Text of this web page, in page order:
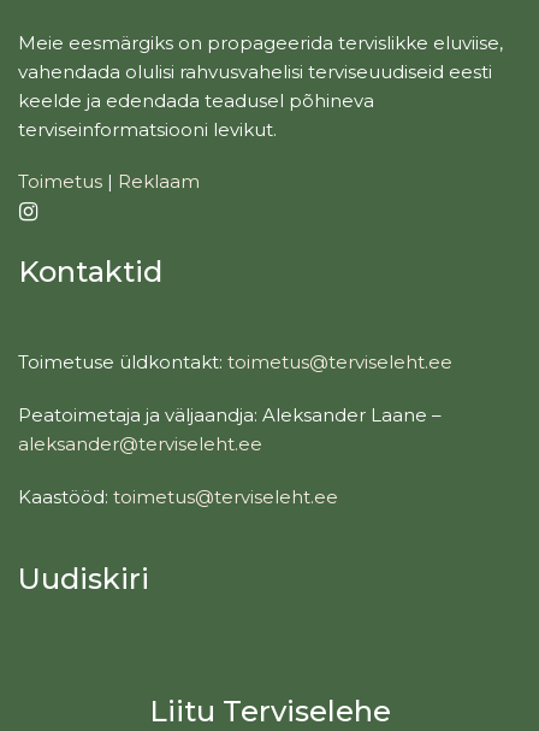
Meie eesmärgiks on propageerida tervislikke eluviise,
vahendada olulisi rahvusvahelisi terviseuudiseid eesti
keelde ja edendada teadusel põhineva
terviseinformatsiooni levikut.
Toimetus | Reklaam
Kontaktid
Toimetuse üldkontakt: toimetus@terviseleht.ee
Peatoimetaja ja väljaandja: Aleksander Laane –
aleksander@terviseleht.ee
Kaastööd: toimetus@terviseleht.ee
Uudiskiri
Liitu Terviselehe